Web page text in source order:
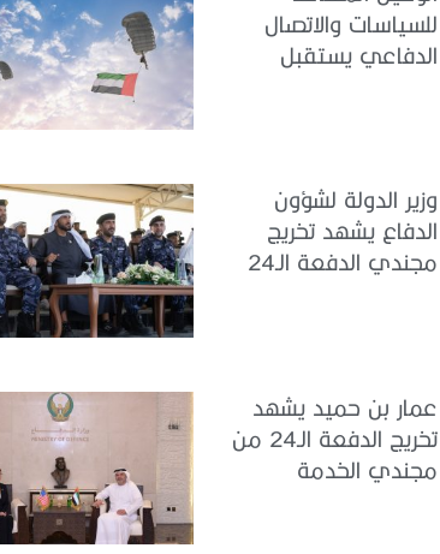
للسياسات والاتصال
الدفاعي يستقبل
وزير الدولة لشؤون
الدفاع يشهد تخريج
مجندي الدفعة الـ24
عمار بن حميد يشهد
تخريج الدفعة الـ24 من
مجندي الخدمة